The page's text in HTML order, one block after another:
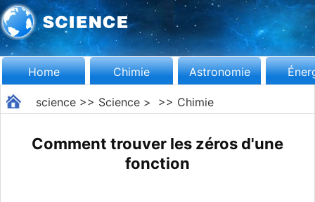
Home Chimie Astronomie
science>> Science> >> Chimie
Comment trouver les zéros d'une
fonction